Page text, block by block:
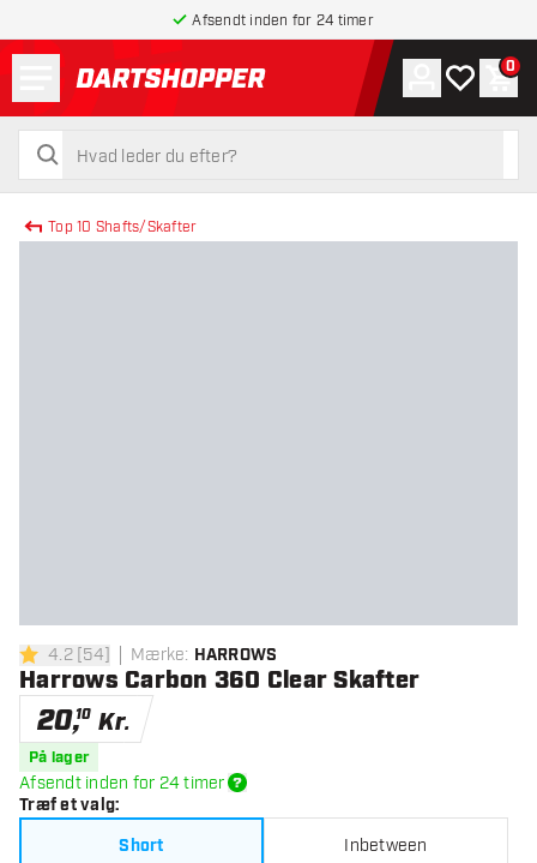
Afsendt inden for 24 timer
tilbage til forsiden
søg
søg
Konto
Min 0
Top 10 Shafts/Skafter
4.2 bedømmelsesstjerner
4.2[54] Mærke: HARROWS
Harrows Carbon 360 Clear Skafter
20,10 Kr.
På lager
Afsendt inden for 24 timer
Træf et valg:
Short
Inbetween